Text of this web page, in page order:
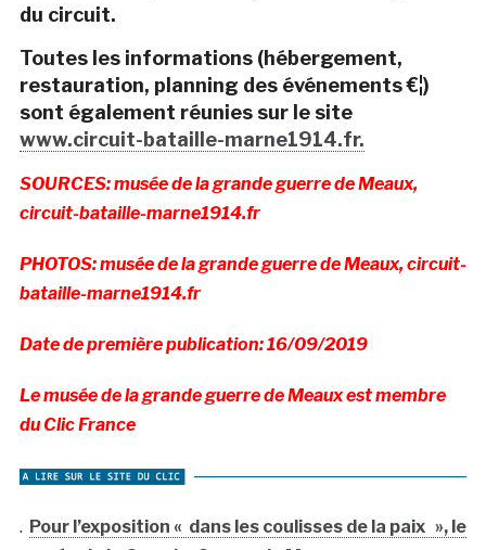
du circuit.
Toutes les informations (hébergement,
restauration, planning des événements €¦)
sont également réunies sur le site
www.circuit-bataille-marne1914.fr.
SOURCES: musée de la grande guerre de Meaux,
circuit-bataille-marne1914.fr
PHOTOS: musée de la grande guerre de Meaux, circuit-
bataille-marne1914.fr
Date de première publication: 16/09/2019
Le musée de la grande guerre de Meaux est membre
du Clic France
. Pour l’exposition « dans les coulisses de la paix », le